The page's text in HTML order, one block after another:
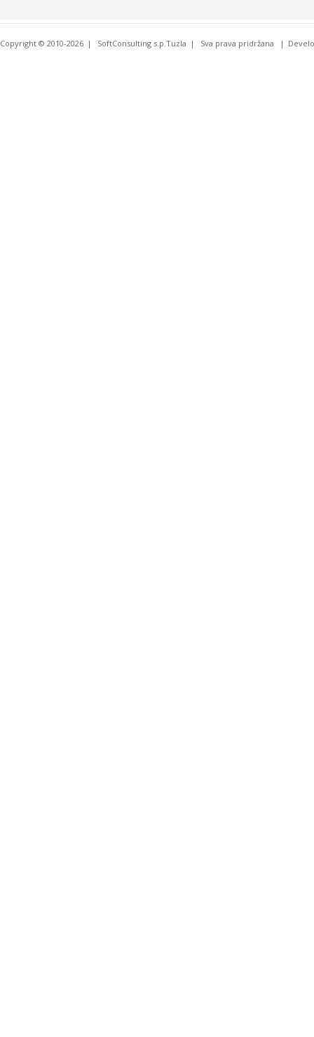
Copyright © 2010-2026 SoftConsulting s.p.Tuzla Sva prava pridržana